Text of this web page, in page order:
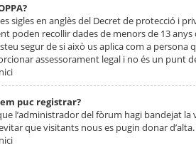
sigles en anglès del Decret de protecció i
poden recollir dades de menors de 13
segur de si això us aplica com a
assessorament legal i no és un punt
puc registrar?
l’administrador del fòrum hagi bandejat
que visitants nous es pugin donar